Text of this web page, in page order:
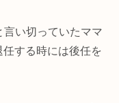
い切っていたママ
する時には後任を